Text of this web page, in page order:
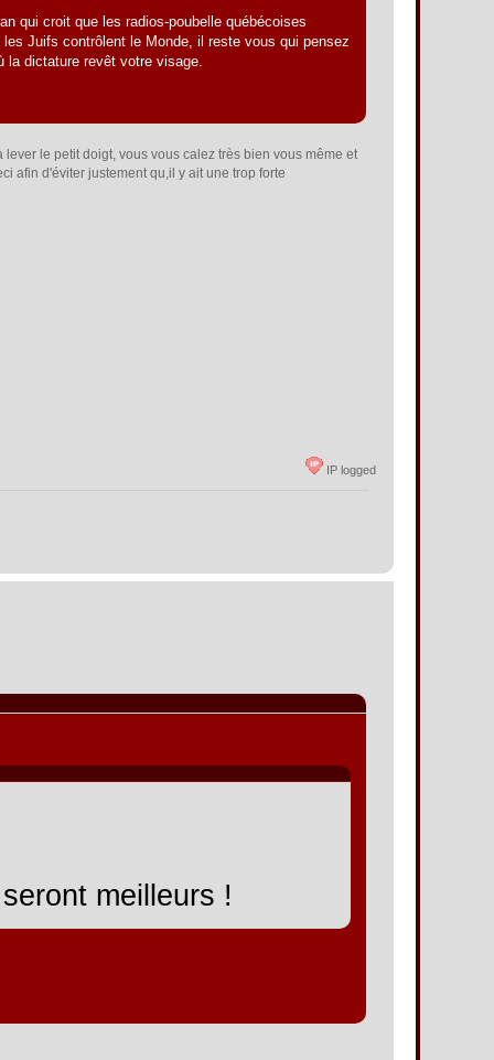
qui croit que les radios-poubelle québécoises
Juifs contrôlent le Monde, il reste vous qui pensez
la dictature revêt votre visage.
le petit doigt, vous vous calez très bien vous même et
afin d'éviter justement qu,il y ait une trop forte
IP logged
meilleurs !